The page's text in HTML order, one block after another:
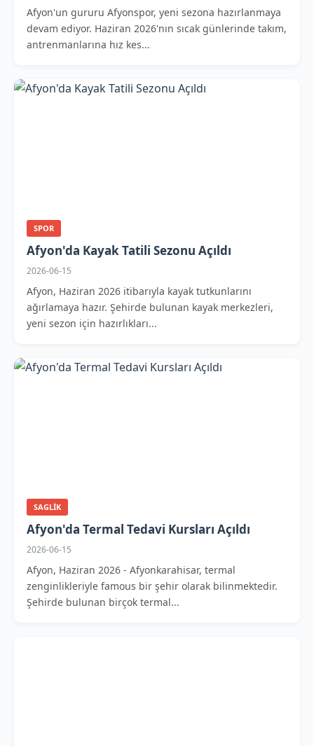
Afyon'un gururu Afyonspor, yeni sezona hazırlanmaya
devam ediyor. Haziran 2026'nın sıcak günlerinde takım,
antrenmanlarına hız kes...
SPOR
Afyon'da Kayak Tatili Sezonu Açıldı
2026-06-15
Afyon, Haziran 2026 itibarıyla kayak tutkunlarını
ağırlamaya hazır. Şehirde bulunan kayak merkezleri,
yeni sezon için hazırlıkları...
SAGLIK
Afyon'da Termal Tedavi Kursları Açıldı
2026-06-15
Afyon, Haziran 2026 - Afyonkarahisar, termal
zenginlikleriyle famous bir şehir olarak bilinmektedir.
Şehirde bulunan birçok termal...